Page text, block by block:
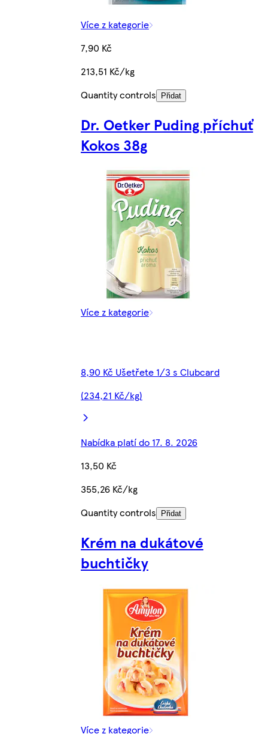
Více z kategorie
7,90 Kč
213,51 Kč/kg
Quantity controls
Přidat
Dr. Oetker Puding příchuť
Kokos 38g
Více z kategorie
8,90 Kč Ušetřete 1/3 s Clubcard
(234,21 Kč/kg)
Nabídka platí do 17. 8. 2026
13,50 Kč
355,26 Kč/kg
Quantity controls
Přidat
Krém na dukátové
buchtičky
Více z kategorie